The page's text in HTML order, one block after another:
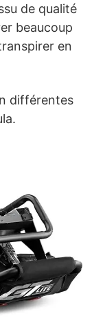
de qualité
beaucoup
en
différentes